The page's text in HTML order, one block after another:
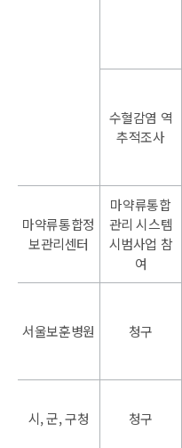
수혈감염 역
추적조사
마약류통합정
보관리센터
마약류통합
관리 시스템
시범사업 참
여
서울보훈병원 청구
시, 군, 구청 청구